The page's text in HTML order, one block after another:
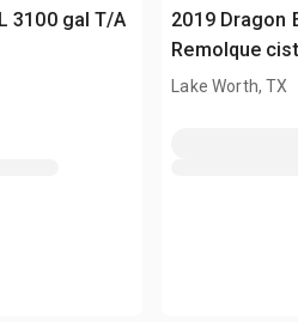
3100 gal T/A
2019 Dragon
Remolque
Lake Worth, TX